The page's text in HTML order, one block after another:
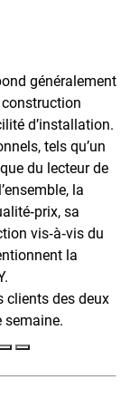
généralement
d’installation.
tels qu’un
du lecteur de
la
sa
vis‑à‑vis du
la
clients des deux
semaine.